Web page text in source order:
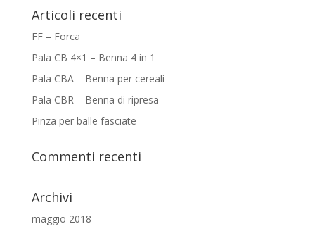
Articoli recenti
FF – Forca
Pala CB 4×1 – Benna 4 in 1
Pala CBA – Benna per cereali
Pala CBR – Benna di ripresa
Pinza per balle fasciate
Commenti recenti
Archivi
maggio 2018